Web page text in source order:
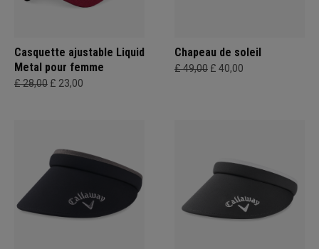
Casquette ajustable Liquid
Metal pour femme
£ 28,00 £ 23,00
Chapeau de soleil
£ 49,00 £ 40,00